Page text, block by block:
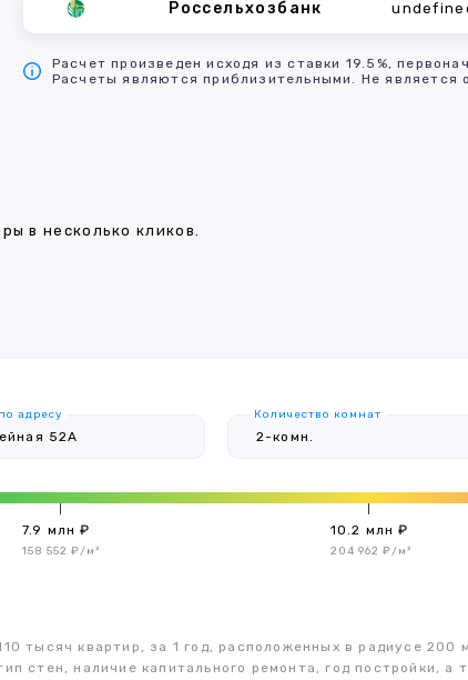
Россельхозбанк
Расчет произведен исходя из ставки 19.5%,
Расчеты являются приблизительными. Не является
в несколько кликов.
адресу Количество комнат
7.9 млн ₽
158 552 ₽/м²
10.2 млн ₽
204 962 ₽/м²
тысяч квартир, за 1 год, расположенных в радиусе 200
стен, наличие капитального ремонта, год постройки,